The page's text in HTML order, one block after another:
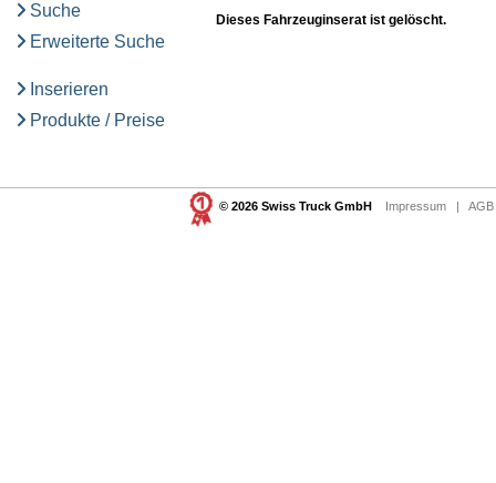
Suche
Erweiterte Suche
Inserieren
Produkte / Preise
Dieses Fahrzeuginserat ist gelöscht.
© 2026 Swiss Truck GmbH Impressum |